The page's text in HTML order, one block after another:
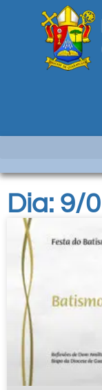
Dia: 9/